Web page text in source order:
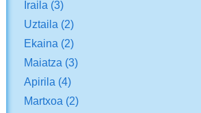
Iraila (3)
Uztaila (2)
Ekaina (2)
Maiatza (3)
Apirila (4)
Martxoa (2)